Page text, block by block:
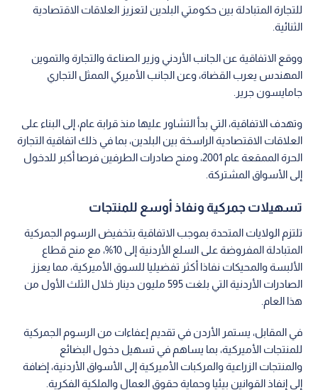
للتجارة المتبادلة بين حكومتي البلدين لتعزيز العلاقات الاقتصادية
الثنائية.
ووقع الاتفاقية عن الجانب الأردني وزير الصناعة والتجارة والتموين
المهندس يعرب القضاة، وعن الجانب الأميركي الممثل التجاري
جامايسون جرير.
وتهدف الاتفاقية، التي بدأ التشاور عليها منذ قرابة عام، إلى البناء على
العلاقات الاقتصادية الراسخة بين البلدين، بما في ذلك اتفاقية التجارة
الحرة الممقعة عام 2001، ومنح صادرات الطرفين فرصا أكبر للدخول
إلى الأسواق المشتركة.
تسهيلات جمركية ونفاذ أوسع للمنتجات
تلتزم الولايات المتحدة بموجب الاتفاقية بتخفيض الرسوم الجمركية
المتبادلة المفروضة على السلع الأردنية إلى 10%، مع منح قطاع
الألبسة والمحيكات نفاذا أكثر تفضيليا للسوق الأميركية، مما يعزز
الصادرات الأردنية التي بلغت 595 مليون دينار خلال الثلث الأول من
هذا العام.
في المقابل، يستمر الأردن في تقديم إعفاءات من الرسوم الجمركية
للمنتجات الأميركية، بما يساهم في تسهيل دخول البضائع
والمنتجات الزراعية والمركبات الأميركية إلى الأسواق الأردنية، إضافة
إلى إنفاذ القوانين بيئيا وحماية حقوق العمال والملكية الفكرية.